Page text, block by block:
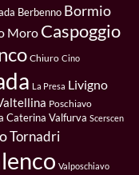
Berbenno Bormio
Moro Caspoggio
Chiuro Cino
La Presa Livigno
Poschiavo
Caterina Valfurva Scerscen
Tornadri
Valposchiavo